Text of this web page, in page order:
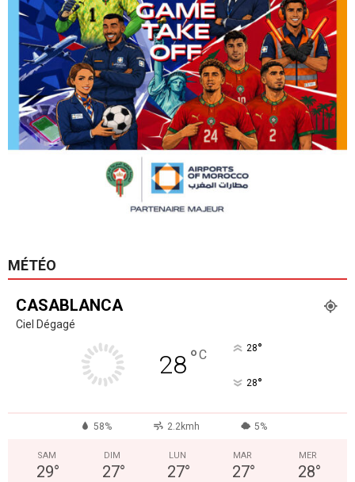
MÉTÉO
CASABLANCA
Ciel Dégagé
28°C 28°
28°
58% 2.2kmh 5%
SAM
29°
DIM
27°
LUN
27°
MAR
27°
MER
28°